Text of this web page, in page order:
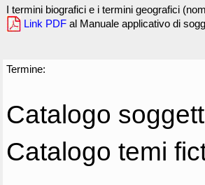
I termini biografici e i termini geografici
Link PDF al Manuale applicativo di
Termine:
Catalogo
Catalogo temi